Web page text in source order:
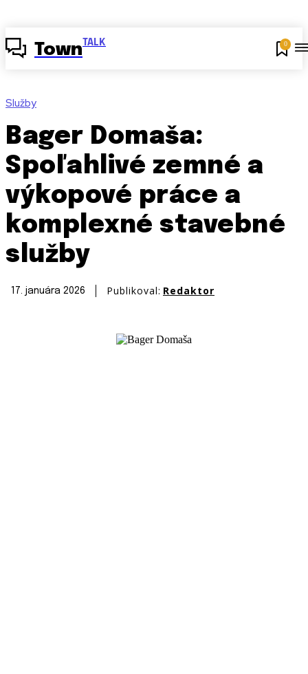
Town TALK 0
Služby
Bager Domaša:
Spoľahlivé zemné a
výkopové práce a
komplexné stavebné
služby
17. januára 2026 Publikoval: Redaktor